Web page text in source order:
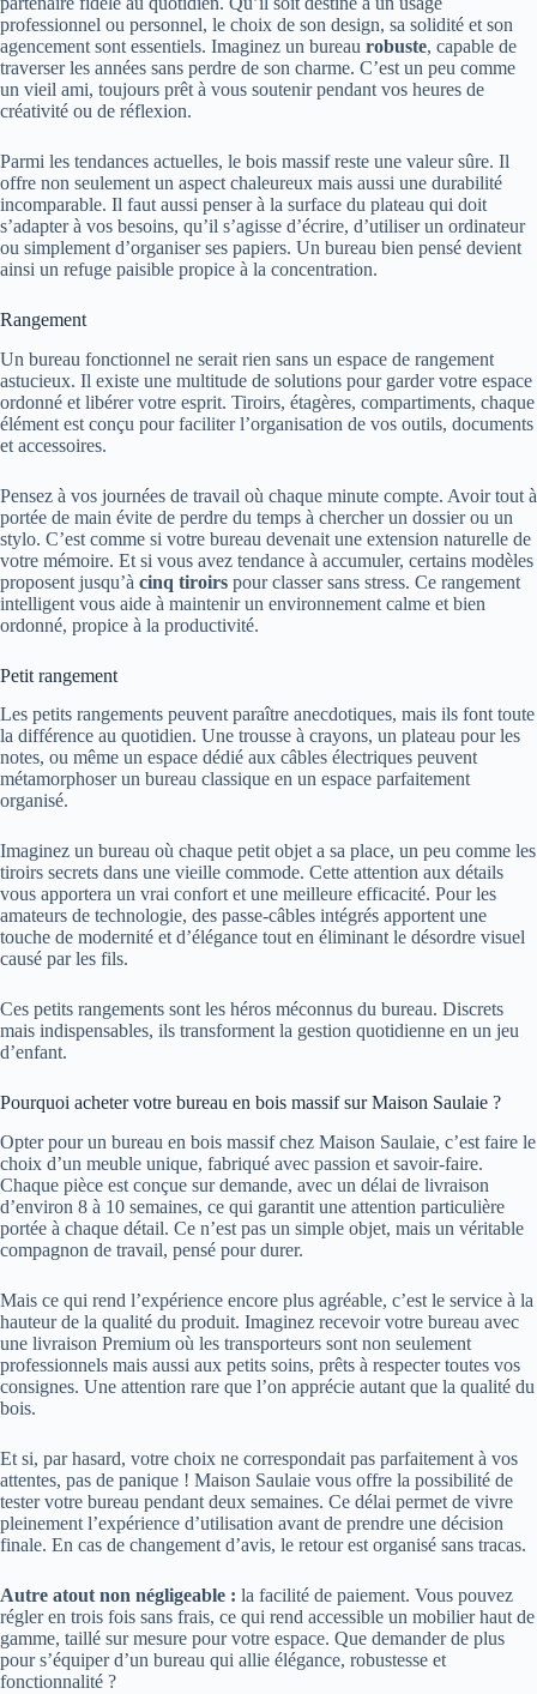
professionnel ou personnel, le choix de son design, sa solidité et son
agencement sont essentiels. Imaginez un bureau robuste, capable de
traverser les années sans perdre de son charme. C’est un peu comme
un vieil ami, toujours prêt à vous soutenir pendant vos heures de
créativité ou de réflexion.
Parmi les tendances actuelles, le bois massif reste une valeur sûre. Il
offre non seulement un aspect chaleureux mais aussi une durabilité
incomparable. Il faut aussi penser à la surface du plateau qui doit
s’adapter à vos besoins, qu’il s’agisse d’écrire, d’utiliser un ordinateur
ou simplement d’organiser ses papiers. Un bureau bien pensé devient
ainsi un refuge paisible propice à la concentration.
Rangement
Un bureau fonctionnel ne serait rien sans un espace de rangement
astucieux. Il existe une multitude de solutions pour garder votre espace
ordonné et libérer votre esprit. Tiroirs, étagères, compartiments, chaque
élément est conçu pour faciliter l’organisation de vos outils, documents
et accessoires.
Pensez à vos journées de travail où chaque minute compte. Avoir tout à
portée de main évite de perdre du temps à chercher un dossier ou un
stylo. C’est comme si votre bureau devenait une extension naturelle de
votre mémoire. Et si vous avez tendance à accumuler, certains modèles
proposent jusqu’à cinq tiroirs pour classer sans stress. Ce rangement
intelligent vous aide à maintenir un environnement calme et bien
ordonné, propice à la productivité.
Petit rangement
Les petits rangements peuvent paraître anecdotiques, mais ils font toute
la différence au quotidien. Une trousse à crayons, un plateau pour les
notes, ou même un espace dédié aux câbles électriques peuvent
métamorphoser un bureau classique en un espace parfaitement
organisé.
Imaginez un bureau où chaque petit objet a sa place, un peu comme les
tiroirs secrets dans une vieille commode. Cette attention aux détails
vous apportera un vrai confort et une meilleure efficacité. Pour les
amateurs de technologie, des passe-câbles intégrés apportent une
touche de modernité et d’élégance tout en éliminant le désordre visuel
causé par les fils.
Ces petits rangements sont les héros méconnus du bureau. Discrets
mais indispensables, ils transforment la gestion quotidienne en un jeu
d’enfant.
Pourquoi acheter votre bureau en bois massif sur Maison Saulaie ?
Opter pour un bureau en bois massif chez Maison Saulaie, c’est faire le
choix d’un meuble unique, fabriqué avec passion et savoir-faire.
Chaque pièce est conçue sur demande, avec un délai de livraison
d’environ 8 à 10 semaines, ce qui garantit une attention particulière
portée à chaque détail. Ce n’est pas un simple objet, mais un véritable
compagnon de travail, pensé pour durer.
Mais ce qui rend l’expérience encore plus agréable, c’est le service à la
hauteur de la qualité du produit. Imaginez recevoir votre bureau avec
une livraison Premium où les transporteurs sont non seulement
professionnels mais aussi aux petits soins, prêts à respecter toutes vos
consignes. Une attention rare que l’on apprécie autant que la qualité du
bois.
Et si, par hasard, votre choix ne correspondait pas parfaitement à vos
attentes, pas de panique ! Maison Saulaie vous offre la possibilité de
tester votre bureau pendant deux semaines. Ce délai permet de vivre
pleinement l’expérience d’utilisation avant de prendre une décision
finale. En cas de changement d’avis, le retour est organisé sans tracas.
Autre atout non négligeable : la facilité de paiement. Vous pouvez
régler en trois fois sans frais, ce qui rend accessible un mobilier haut de
gamme, taillé sur mesure pour votre espace. Que demander de plus
pour s’équiper d’un bureau qui allie élégance, robustesse et
fonctionnalité ?